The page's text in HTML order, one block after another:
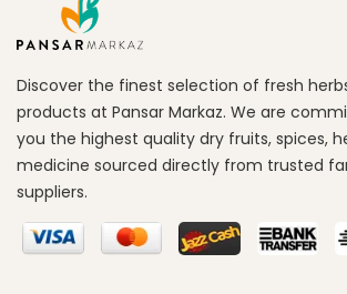
Discover the finest selection of fresh
products at Pansar Markaz. We are
you the highest quality dry fruits, spices,
medicine sourced directly from trusted
suppliers.